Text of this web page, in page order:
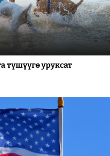
түшүүгө уруксат